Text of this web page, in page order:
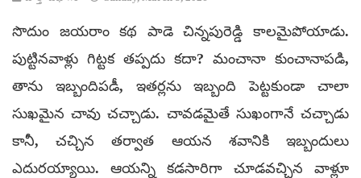
సొదుం జయరాం కథ పాడె చిన్నపురెడ్డి కాలమైపోయాడు.
పుట్టినవాళ్లు గిట్టక తప్పదు కదా? మంచానా కుంచానాపడి,
తాను ఇబ్బందిపడీ, ఇతర్లను ఇబ్బంది పెట్టకుండా చాలా
సుఖమైన చావు చచ్చాడు. చావడమైతే సుఖంగానే చచ్చాడు
కానీ, చచ్చిన తర్వాత ఆయన శవానికి ఇబ్బందులు
ఎదురయ్యాయి. ఆయన్ని కడసారిగా చూడవచ్చిన వాళ్లూ